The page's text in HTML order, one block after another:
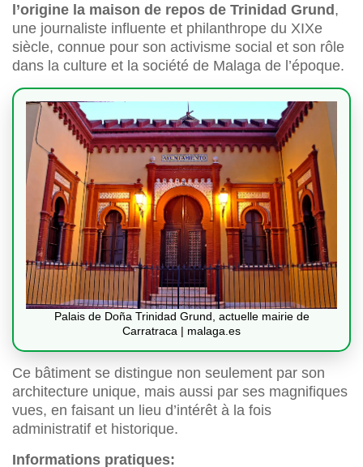
l’origine la maison de repos de Trinidad Grund,
une journaliste influente et philanthrope du XIXe
siècle, connue pour son activisme social et son rôle
dans la culture et la société de Malaga de l’époque.
Palais de Doña Trinidad Grund, actuelle mairie de
Carratraca | malaga.es
Ce bâtiment se distingue non seulement par son
architecture unique, mais aussi par ses magnifiques
vues, en faisant un lieu d’intérêt à la fois
administratif et historique.
Informations pratiques: